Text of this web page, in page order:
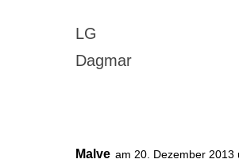
LG
Dagmar
Malve am 20. Dezember 2013